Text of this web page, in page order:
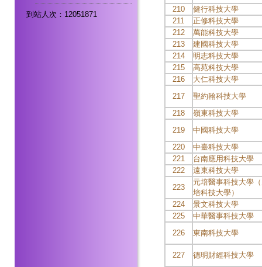
到站人次：12051871
210
健行科技大學
211
正修科技大學
212
萬能科技大學
213
建國科技大學
214
明志科技大學
215
高苑科技大學
216
大仁科技大學
217
聖約翰科技大學
218
嶺東科技大學
219
中國科技大學
220
中臺科技大學
221
台南應用科技大學
222
遠東科技大學
223
元培醫事科技大學
培科技大學）
224
景文科技大學
225
中華醫事科技大學
226
東南科技大學
227
德明財經科技大學